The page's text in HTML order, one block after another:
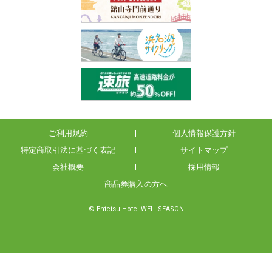
ご利用規約
個人情報保護方針
特定商取引法に基づく表記
サイトマップ
会社概要
採用情報
商品券購入の方へ
© Entetsu Hotel WELLSEASON